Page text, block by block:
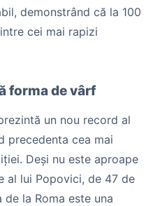
demonstrând că la 100
cei mai rapizi
forma de vârf
un nou record al
precedenta cea mai
Deși nu este aproape
al lui Popovici, de 47 de
la Roma este una